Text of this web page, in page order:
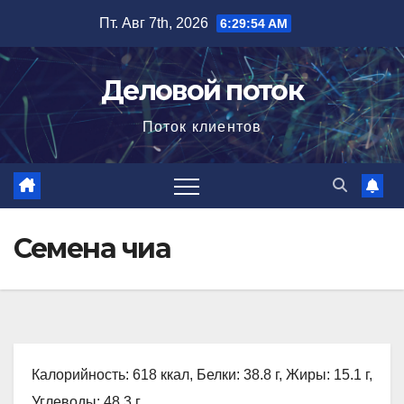
содержимому
Пт. Авг 7th, 2026 6:29:55 AM
Деловой поток
Поток клиентов
Семена чиа
Калорийность: 618 ккал, Белки: 38.8 г, Жиры: 15.1 г,